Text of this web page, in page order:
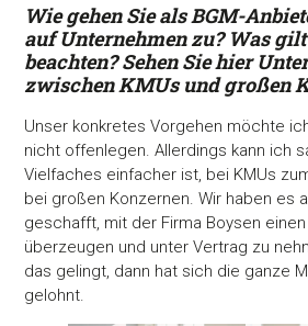
Wie gehen Sie als BGM-
aufUnternehmen zu? Was
beachten? SehenSie hier
zwischen KMUs und großen
Unser konkretes Vorgehen möchte
nicht offenlegen. Allerdings kann ich
Vielfaches einfacher ist, bei KMUs
bei großen Konzernen. Wir haben es
geschafft, mit der Firma Boysen
überzeugen und unter Vertrag zu
das gelingt, dann hat sich die ganze
gelohnt.